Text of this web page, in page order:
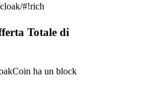
#!rich
Totale di
ha un block